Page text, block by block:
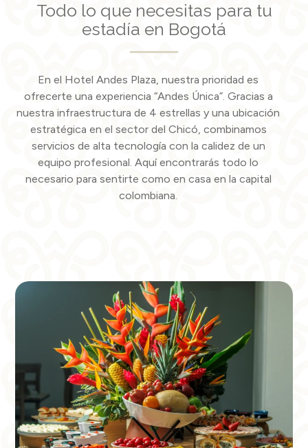
Todo lo que necesitas para tu
estadía en Bogotá
En el Hotel Andes Plaza, nuestra prioridad es
ofrecerte una experiencia “Andes Única”. Gracias a
nuestra infraestructura de 4 estrellas y una ubicación
estratégica en el sector del Chicó, combinamos
servicios de alta tecnología con la calidez de un
equipo profesional. Aquí encontrarás todo lo
necesario para sentirte como en casa en la capital
colombiana.